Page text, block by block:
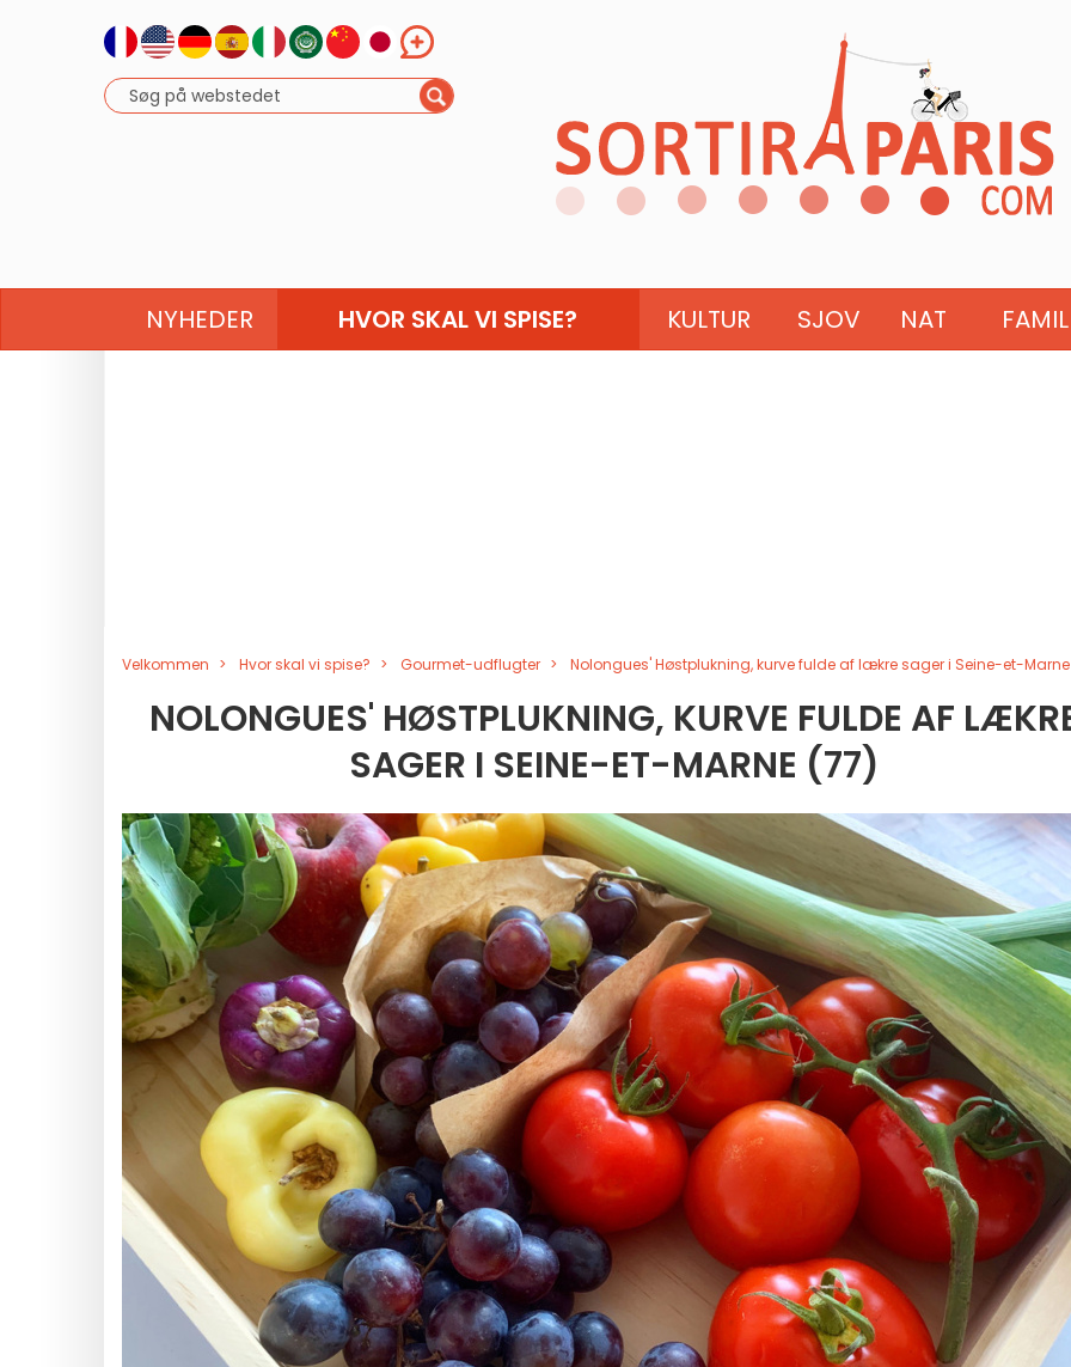
NYHEDER HVOR SKAL VI SPISE? KULTUR SJOV NAT
Velkommen Hvor skal vi spise? Gourmet-udflugter Nolongues' Høstplukning, kurve fulde af lækre sager i Seine-et-
NOLONGUES' HØSTPLUKNING, KURVE FULDE AF
SAGER I SEINE-ET-MARNE (77)